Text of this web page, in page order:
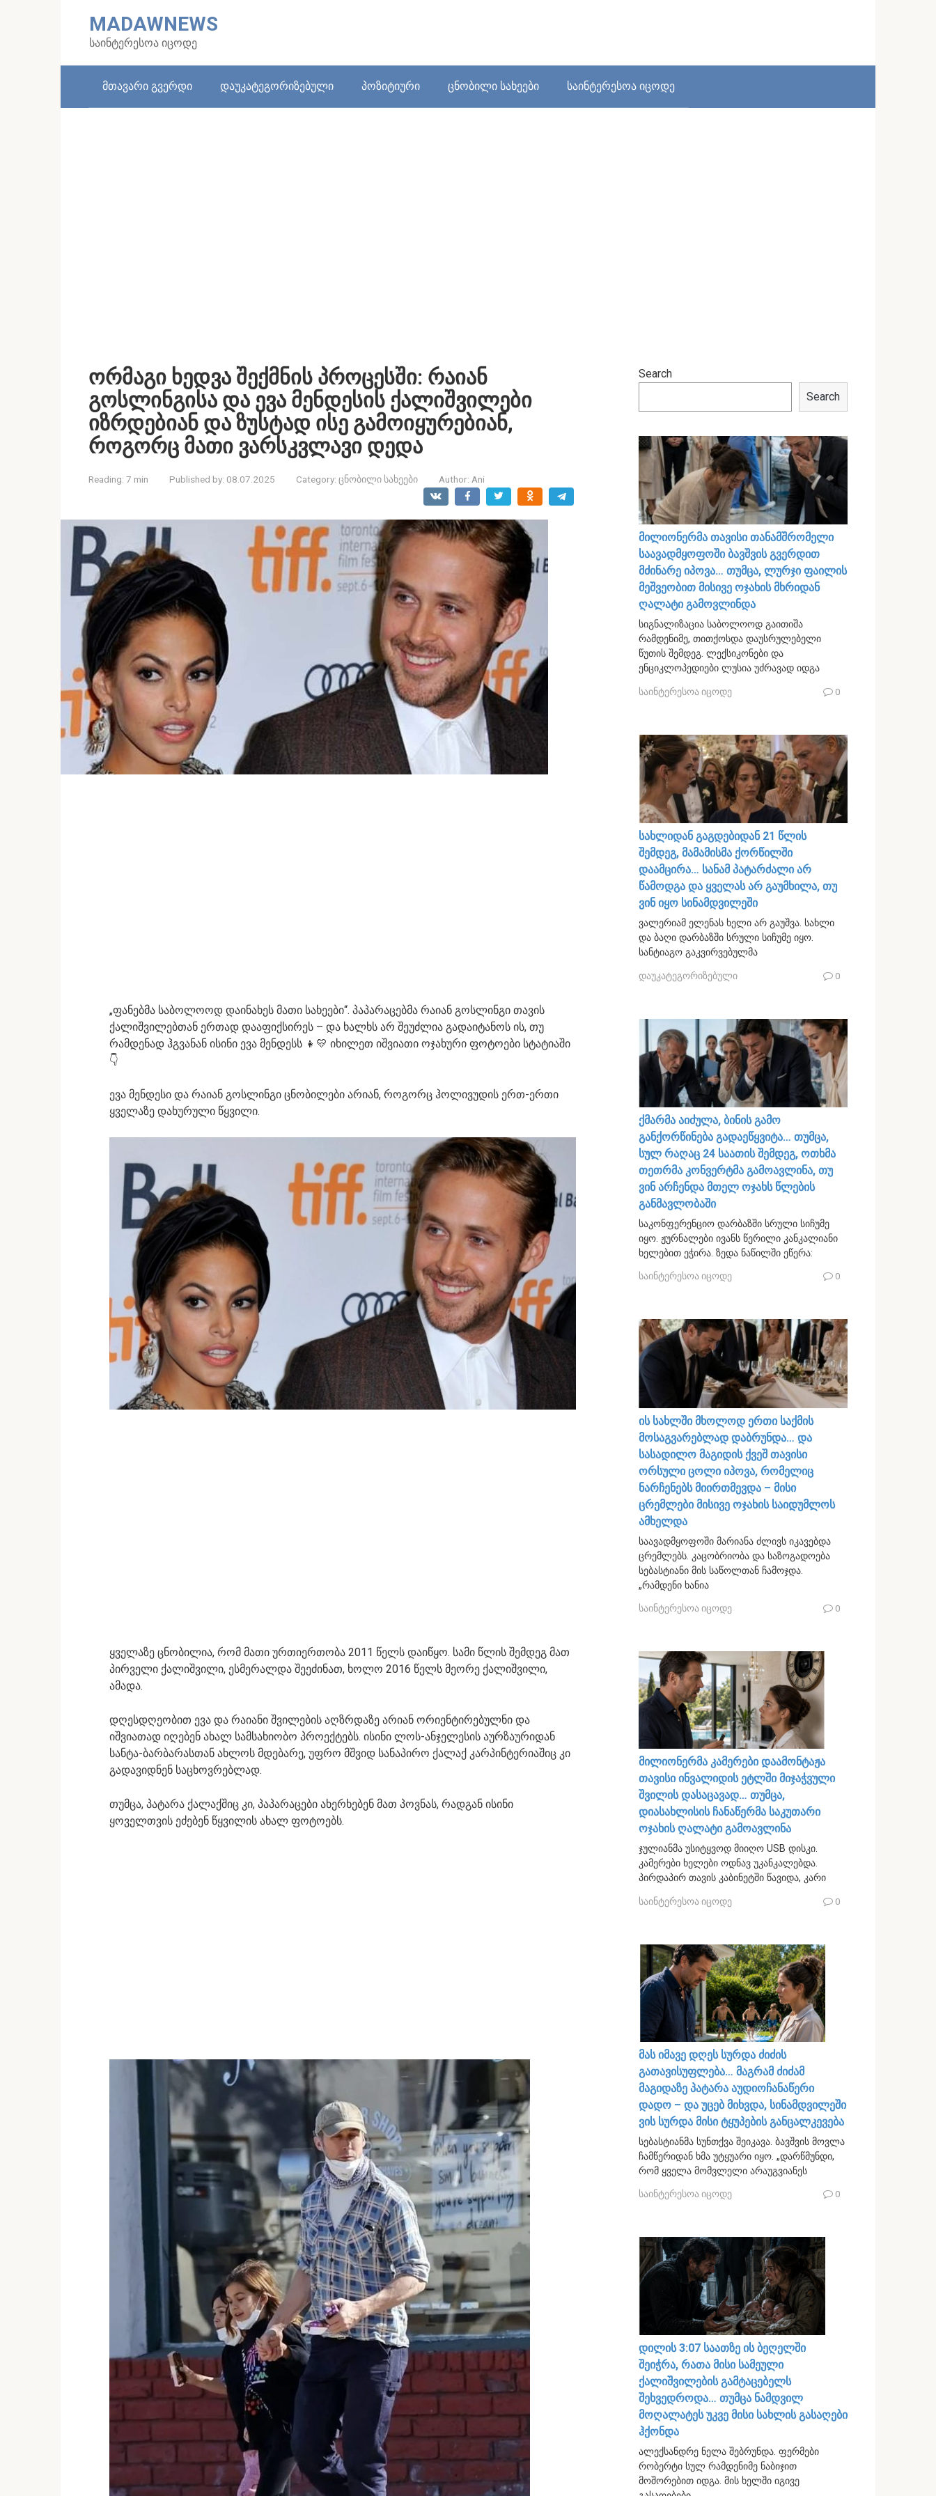
MADAWNEWS
საინტერესოა იცოდე
მთავარი გვერდი დაუკატეგორიზებული პოზიტიური ცნობილი სახეები საინტერესოა იცოდე
ორმაგი ხედვა შექმნის პროცესში: რაიან
გოსლინგისა და ევა მენდესის ქალიშვილები
იზრდებიან და ზუსტად ისე გამოიყურებიან,
როგორც მათი ვარსკვლავი დედა
Reading: 7 min Published by: 08.07.2025 Category: ცნობილი სახეები Author: Ani
„ფანებმა საბოლოოდ დაინახეს მათი სახეები“. პაპარაცებმა რაიან გოსლინგი თავის
ქალიშვილებთან ერთად დააფიქსირეს – და ხალხს არ შეუძლია გადაიტანოს ის, თუ
რამდენად ჰგვანან ისინი ევა მენდესს 👧💛 იხილეთ იშვიათი ოჯახური ფოტოები სტატიაში
👇
ევა მენდესი და რაიან გოსლინგი ცნობილები არიან, როგორც ჰოლივუდის ერთ-ერთი
ყველაზე დახურული წყვილი.
ყველაზე ცნობილია, რომ მათი ურთიერთობა 2011 წელს დაიწყო. სამი წლის შემდეგ მათ
პირველი ქალიშვილი, ესმერალდა შეეძინათ, ხოლო 2016 წელს მეორე ქალიშვილი,
ამადა.
დღესდღეობით ევა და რაიანი შვილების აღზრდაზე არიან ორიენტირებულნი და
იშვიათად იღებენ ახალ სამსახიობო პროექტებს. ისინი ლოს-ანჯელესის აურზაურიდან
სანტა-ბარბარასთან ახლოს მდებარე, უფრო მშვიდ სანაპირო ქალაქ კარპინტერიაშიც კი
გადავიდნენ საცხოვრებლად.
თუმცა, პატარა ქალაქშიც კი, პაპარაცები ახერხებენ მათ პოვნას, რადგან ისინი
ყოველთვის ეძებენ წყვილის ახალ ფოტოებს.
Search
Search
მილიონერმა თავისი თანამშრომელი
საავადმყოფოში ბავშვის გვერდით
მძინარე იპოვა… თუმცა, ლურჯი ფაილის
მეშვეობით მისივე ოჯახის მხრიდან
ღალატი გამოვლინდა
სიგნალიზაცია საბოლოოდ გაითიშა
რამდენიმე, თითქოსდა დაუსრულებელი
წუთის შემდეგ. ლექსიკონები და
ენციკლოპედიები ლუსია უძრავად იდგა
საინტერესოა იცოდე 0
სახლიდან გაგდებიდან 21 წლის
შემდეგ, მამამისმა ქორწილში
დაამცირა… სანამ პატარძალი არ
წამოდგა და ყველას არ გაუმხილა, თუ
ვინ იყო სინამდვილეში
ვალერიამ ელენას ხელი არ გაუშვა. სახლი
და ბაღი დარბაზში სრული სიჩუმე იყო.
სანტიაგო გაკვირვებულმა
დაუკატეგორიზებული 0
ქმარმა აიძულა, ბინის გამო
განქორწინება გადაეწყვიტა… თუმცა,
სულ რაღაც 24 საათის შემდეგ, ოთხმა
თეთრმა კონვერტმა გამოავლინა, თუ
ვინ არჩენდა მთელ ოჯახს წლების
განმავლობაში
საკონფერენციო დარბაზში სრული სიჩუმე
იყო. ჟურნალები ივანს წერილი კანკალიანი
ხელებით ეჭირა. ზედა ნაწილში ეწერა:
საინტერესოა იცოდე 0
ის სახლში მხოლოდ ერთი საქმის
მოსაგვარებლად დაბრუნდა… და
სასადილო მაგიდის ქვეშ თავისი
ორსული ცოლი იპოვა, რომელიც
ნარჩენებს მიირთმევდა – მისი
ცრემლები მისივე ოჯახის საიდუმლოს
ამხელდა
საავადმყოფოში მარიანა ძლივს იკავებდა
ცრემლებს. კაცობრიობა და საზოგადოება
სებასტიანი მის საწოლთან ჩამოჯდა.
„რამდენი ხანია
საინტერესოა იცოდე 0
მილიონერმა კამერები დაამონტაჟა
თავისი ინვალიდის ეტლში მიჯაჭვული
შვილის დასაცავად… თუმცა,
დიასახლისის ჩანაწერმა საკუთარი
ოჯახის ღალატი გამოავლინა
ჯულიანმა უსიტყვოდ მიიღო USB დისკი.
კამერები ხელები ოდნავ უკანკალებდა.
პირდაპირ თავის კაბინეტში წავიდა, კარი
საინტერესოა იცოდე 0
მას იმავე დღეს სურდა ძიძის
გათავისუფლება… მაგრამ ძიძამ
მაგიდაზე პატარა აუდიოჩანაწერი
დადო – და უცებ მიხვდა, სინამდვილეში
ვის სურდა მისი ტყუპების განცალკევება
სებასტიანმა სუნთქვა შეიკავა. ბავშვის მოვლა
ჩამწერიდან ხმა უტყუარი იყო. „დარწმუნდი,
რომ ყველა მომვლელი არაუგვიანეს
საინტერესოა იცოდე 0
დილის 3:07 საათზე ის ბეღელში
შეიჭრა, რათა მისი სამეული
ქალიშვილების გამტაცებელს
შეხვედროდა… თუმცა ნამდვილ
მოღალატეს უკვე მისი სახლის გასაღები
ჰქონდა
ალექსანდრე ნელა შებრუნდა. ფერმები
რობერტი სულ რამდენიმე ნაბიჯით
მოშორებით იდგა. მის ხელში იგივე